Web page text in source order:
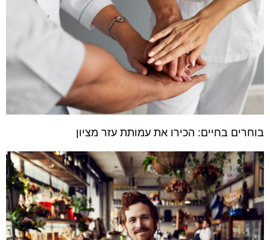
בוחרים בחיים: הכירו את עמותת עזר מציון